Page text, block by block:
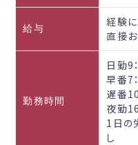
給与
経験に
直接
勤務時間
日勤9
早番7
遅番
夜勤
1日の
し